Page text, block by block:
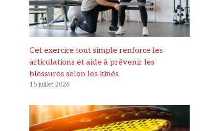
Cet exercice tout simple renforce les
articulations et aide à prévenir les
blessures selon les kinés
15 juillet 2026